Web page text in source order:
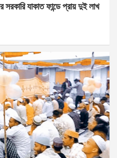
সরকারি যাকাত ফান্ডে প্রায় দুই লাখ